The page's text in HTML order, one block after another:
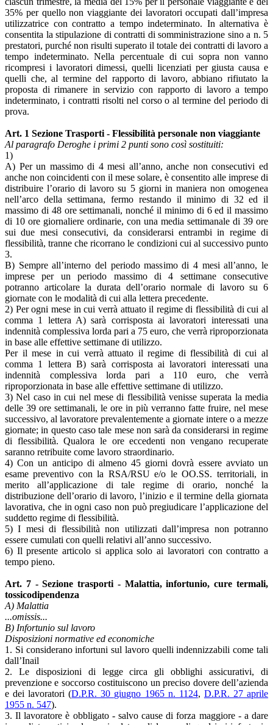
35% per quello non viaggiante dei lavoratori occupati dall’impresa
utilizzatrice con contratto a tempo indeterminato. In alternativa è
consentita la stipulazione di contratti di somministrazione sino a n. 5
prestatori, purché non risulti superato il totale dei contratti di lavoro a
tempo indeterminato. Nella percentuale di cui sopra non vanno
ricompresi i lavoratori dimessi, quelli licenziati per giusta causa e
quelli che, al termine del rapporto di lavoro, abbiano rifiutato la
proposta di rimanere in servizio con rapporto di lavoro a tempo
indeterminato, i contratti risolti nel corso o al termine del periodo di
prova.
Art. 1 Sezione Trasporti - Flessibilità personale non viaggiante
Al paragrafo Deroghe i primi 2 punti sono così sostituiti:
1)
A) Per un massimo di 4 mesi all’anno, anche non consecutivi ed
anche non coincidenti con il mese solare, è consentito alle imprese di
distribuire l’orario di lavoro su 5 giorni in maniera non omogenea
nell’arco della settimana, fermo restando il minimo di 32 ed il
massimo di 48 ore settimanali, nonché il minimo di 6 ed il massimo
di 10 ore giornaliere ordinarie, con una media settimanale di 39 ore
sui due mesi consecutivi, da considerarsi entrambi in regime di
flessibilità, tranne che ricorrano le condizioni cui al successivo punto
3.
B) Sempre all’interno del periodo massimo di 4 mesi all’anno, le
imprese per un periodo massimo di 4 settimane consecutive
potranno articolare la durata dell’orario normale di lavoro su 6
giornate con le modalità di cui alla lettera precedente.
2) Per ogni mese in cui verrà attuato il regime di flessibilità di cui al
comma 1 lettera A) sarà corrisposta ai lavoratori interessati una
indennità complessiva lorda pari a 75 euro, che verrà riproporzionata
in base alle effettive settimane di utilizzo.
Per il mese in cui verrà attuato il regime di flessibilità di cui al
comma 1 lettera B) sarà corrisposta ai lavoratori interessati una
indennità complessiva lorda pari a 110 euro, che verrà
riproporzionata in base alle effettive settimane di utilizzo.
3) Nel caso in cui nel mese di flessibilità venisse superata la media
delle 39 ore settimanali, le ore in più verranno fatte fruire, nel mese
successivo, al lavoratore prevalentemente a giornate intere o a mezze
giornate; in questo caso tale mese non sarà da considerarsi in regime
di flessibilità. Qualora le ore eccedenti non vengano recuperate
saranno retribuite come lavoro straordinario.
4) Con un anticipo di almeno 45 giorni dovrà essere avviato un
esame preventivo con la RSA/RSU e/o le OO.SS. territoriali, in
merito all’applicazione di tale regime di orario, nonché la
distribuzione dell’orario di lavoro, l’inizio e il termine della giornata
lavorativa, che in ogni caso non può pregiudicare l’applicazione del
suddetto regime di flessibilità.
5) I mesi di flessibilità non utilizzati dall’impresa non potranno
essere cumulati con quelli relativi all’anno successivo.
6) Il presente articolo si applica solo ai lavoratori con contratto a
tempo pieno.
Art. 7 - Sezione trasporti - Malattia, infortunio, cure termali,
tossicodipendenza
A) Malattia
...omissis...
B) Infortunio sul lavoro
Disposizioni normative ed economiche
1. Si considerano infortuni sul lavoro quelli indennizzabili come tali
dall’Inail
2. Le disposizioni di legge circa gli obblighi assicurativi, di
prevenzione e soccorso costituiscono un preciso dovere dell’azienda
e dei lavoratori (D.P.R. 30 giugno 1965 n. 1124, D.P.R. 27 aprile
1955 n. 547).
3. Il lavoratore è obbligato - salvo cause di forza maggiore - a dare